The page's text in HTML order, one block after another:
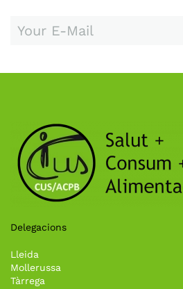
Delegacions
Lleida
Mollerussa
Tàrrega